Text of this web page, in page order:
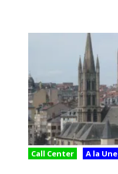
Call Center A la Une